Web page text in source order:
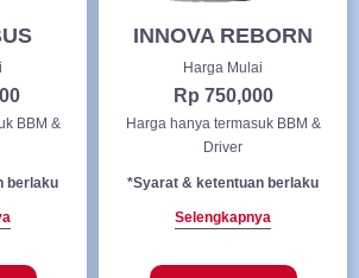
BBM &
berlaku
INNOVA REBORN
Harga Mulai
Rp 750,000
Harga hanya termasuk BBM &
Driver
*Syarat & ketentuan berlaku
Selengkapnya